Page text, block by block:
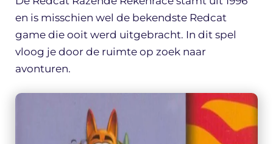
en is misschien wel de bekendste Redcat
game die ooit werd uitgebracht. In dit spel
vloog je door de ruimte op zoek naar
avonturen.